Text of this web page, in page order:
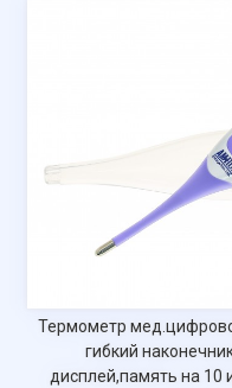
Термометр
гибкий
дисплей,память на 10